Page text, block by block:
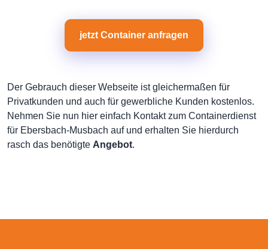
jetzt Container anfragen
Der Gebrauch dieser Webseite ist gleichermaßen für
Privatkunden und auch für gewerbliche Kunden kostenlos.
Nehmen Sie nun hier einfach Kontakt zum Containerdienst
für Ebersbach-Musbach auf und erhalten Sie hierdurch
rasch das benötigte Angebot.